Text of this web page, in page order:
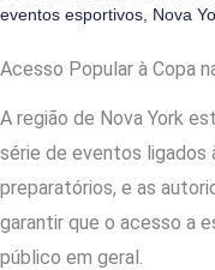
eventos esportivos Nova
Acesso Popular à Copa
A região de Nova York
série de eventos ligados
preparatórios, e as
garantir que o acesso a
público em geral.